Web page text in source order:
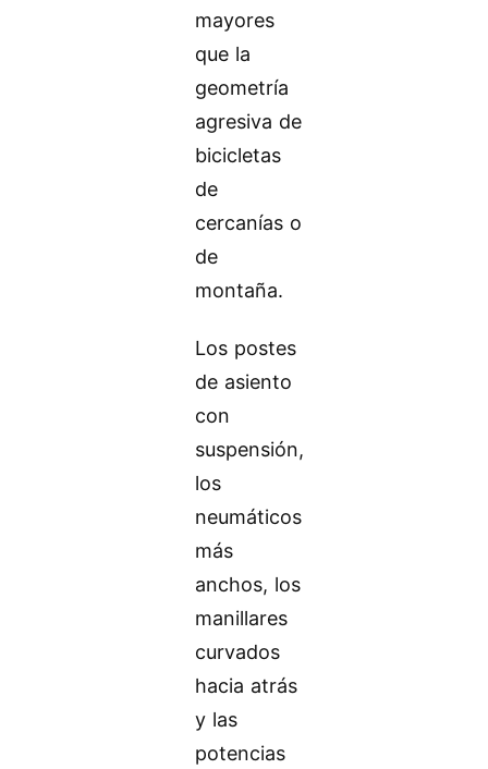
mayores
que la
geometría
agresiva de
bicicletas
de
cercanías o
de
montaña.
Los postes
de asiento
con
suspensión,
los
neumáticos
más
anchos, los
manillares
curvados
hacia atrás
y las
potencias